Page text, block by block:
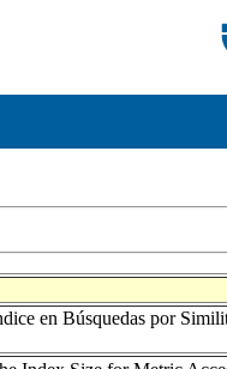
en Búsquedas por